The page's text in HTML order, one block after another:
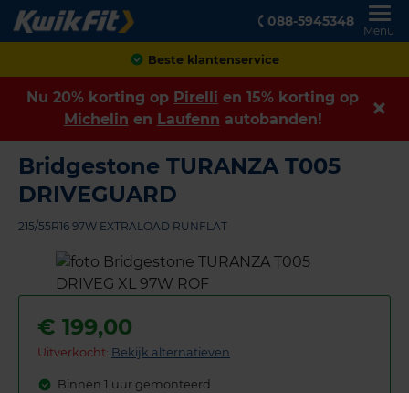
088-5945348
Menu
Achteraf betalen
Nu 20% korting op Pirelli en 15% korting op
Michelin en Laufenn autobanden!
Bridgestone TURANZA T005
DRIVEGUARD
215/55R16 97W EXTRALOAD RUNFLAT
€ 199,00
Uitverkocht: Bekijk alternatieven
Binnen 1 uur gemonteerd